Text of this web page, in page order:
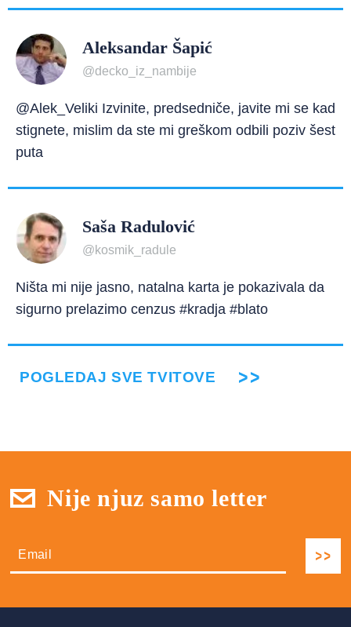
Aleksandar Šapić
@decko_iz_nambije
@Alek_Veliki Izvinite, predsedniče, javite mi se kad
stignete, mislim da ste mi greškom odbili poziv šest
puta
Saša Radulović
@kosmik_radule
Ništa mi nije jasno, natalna karta je pokazivala da
sigurno prelazimo cenzus #kradja #blato
POGLEDAJ SVE TVITOVE
Nije njuz samo letter